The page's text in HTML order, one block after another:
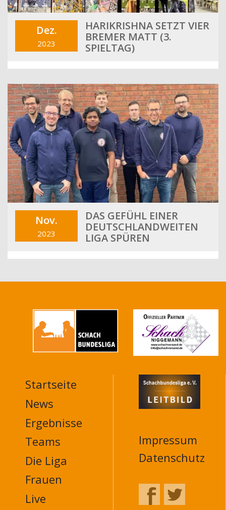
Dez.
2023
HARIKRISHNA SETZT VIER
BREMER MATT (3.
SPIELTAG)
Nov.
2023
DAS GEFÜHL EINER
DEUTSCHLANDWEITEN
LIGA SPÜREN
MAIN
NAVIGATION
FOOTER
Startseite
News
Ergebnisse
Teams
Die Liga
Frauen
Live
Impressum
Datenschutz